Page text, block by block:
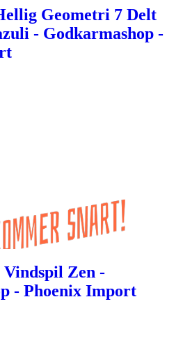
Geometri 7 Delt
- Godkarmashop -
Zen -
- Phoenix Import